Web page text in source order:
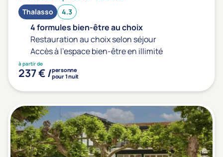
Thalasso 4.3
4 formules bien-être au choix
Restauration au choix selon séjour
Accès à l'espace bien-être en illimité
à partir de
237 € /personne
pour 1 nuit